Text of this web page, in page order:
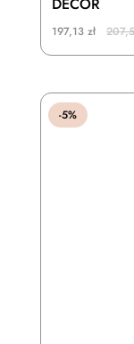
Original
197,13 zł
Current
-5%